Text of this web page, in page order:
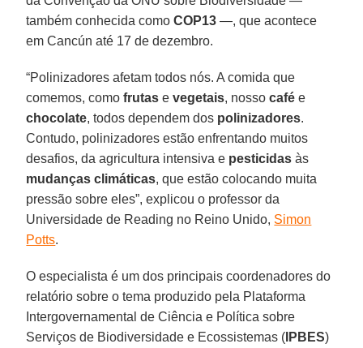
também conhecida comoCOP13 —, que acontece
em Cancún até 17 de dezembro.
“Polinizadores afetam todos nós. A comida que
comemos, comofrutas evegetais, nossocafé e
chocolate, todos dependem dos polinizadores.
Contudo, polinizadores estão enfrentando muitos
desafios, da agricultura intensiva e pesticidas às
mudanças climáticas, que estão colocando muita
pressão sobre eles”, explicou o professor da
Universidade de Reading no Reino Unido, Simon
Potts.
O especialista é um dos principais coordenadores do
relatório sobre o tema produzido pela Plataforma
Intergovernamental de Ciência e Política sobre
Serviços de Biodiversidade e Ecossistemas ( IPBES)